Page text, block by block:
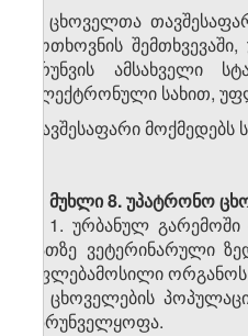
5. ცხოველთა
მოთხოვნის
ბრუნვის ამსახველი
ელექტრონული სახით,
თავშესაფარი
მუხლი 8. უპატრონო
1. ურბანულ
მათზე ვეტერინარული
უფლებამოსილი ორგანოს
2. ცხოველების
უზრუნველყოფა.